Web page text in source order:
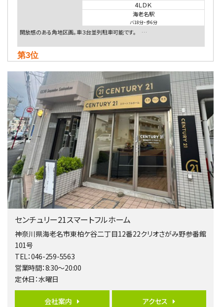
4ＬＤＫ
海老名駅
バ18分・歩6分
開放感のある角地区画。車３台並列駐車可能です。 …
第3位
4ＬＤＫ
相模大野駅
バ9分・歩4分
２０１５年６月築、積水ハウス施工住宅です。 南東…
第4位
4,080万円
4ＬＤＫ
淵野辺駅
歩17分
南側道路に面しており日当たり良好。 キッチンから…
第5位
3,680万円
バ19分・ 歩8分
開放感があり日当たり良好な南西・北西角地区画。 …
第6位
4ＳＬＤＫ
海老名駅
センチュリー21スマートフルホーム
神奈川県海老名市東柏ケ谷二丁目12番22クリオさがみ野参番館
101号
TEL：046-259-5563
営業時間：8:30～20:00
定休日：水曜日
会社案内 アクセス